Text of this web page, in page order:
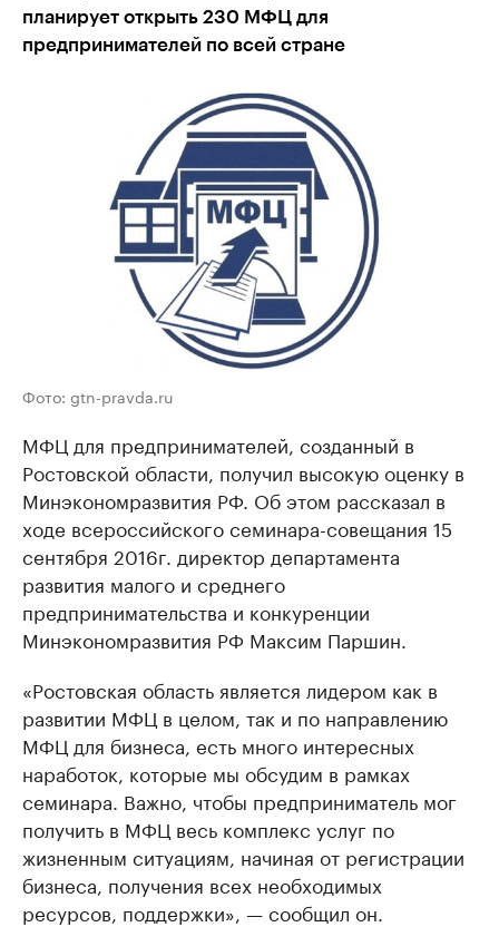
планирует открыть 230 МФЦ для
предпринимателей по всей стране
Фото: gtn-pravda.ru
МФЦ для предпринимателей, созданный в
Ростовской области, получил высокую оценку в
Минэкономразвития РФ. Об этом рассказал в
ходе всероссийского семинара-совещания 15
сентября 2016г. директор департамента
развития малого и среднего
предпринимательства и конкуренции
Минэкономразвития РФ Максим Паршин.
«Ростовская область является лидером как в
развитии МФЦ в целом, так и по направлению
МФЦ для бизнеса, есть много интересных
наработок, которые мы обсудим в рамках
семинара. Важно, чтобы предприниматель мог
получить в МФЦ весь комплекс услуг по
жизненным ситуациям, начиная от регистрации
бизнеса, получения всех необходимых
ресурсов, поддержки», — сообщил он.